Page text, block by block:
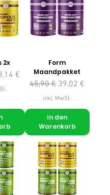
2x
Preis
€
Form
Maandpakket
Standardpreis
45,90 € Sale-Preis
39,02 €
inkl. MwSt.
In den
Warenkorb